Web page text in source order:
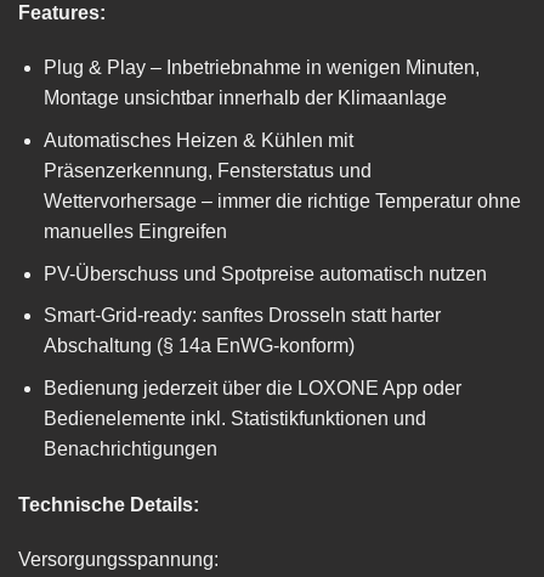
Features:
Plug & Play – Inbetriebnahme in wenigen Minuten,
Montage unsichtbar innerhalb der Klimaanlage
Automatisches Heizen & Kühlen mit
Präsenzerkennung, Fensterstatus und
Wettervorhersage – immer die richtige Temperatur ohne
manuelles Eingreifen
PV-Überschuss und Spotpreise automatisch nutzen
Smart-Grid-ready: sanftes Drosseln statt harter
Abschaltung (§ 14a EnWG-konform)
Bedienung jederzeit über die LOXONE App oder
Bedienelemente inkl. Statistikfunktionen und
Benachrichtigungen
Technische Details:
Versorgungsspannung: